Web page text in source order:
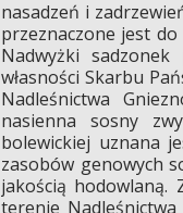
nasadzeń i
przeznaczone jest
Nadwyżki
własności Skarbu
Nadleśnictwa
nasienna sosny
bolewickiej uznana
zasobów genowych
jakością hodowlaną.
terenie